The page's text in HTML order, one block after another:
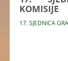
KOMISIJE
17. SJEDNICA